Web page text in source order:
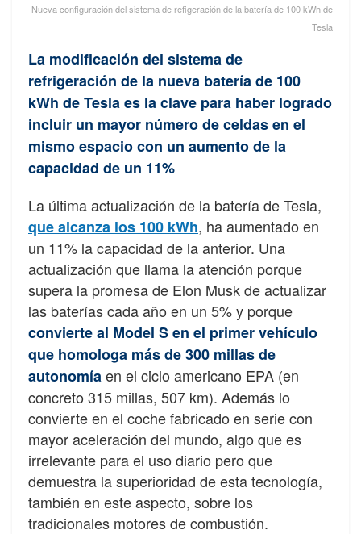
Nueva configuración del sistema de refigeración de la batería de 100 kWh de
Tesla
La modificación del sistema de
refrigeración de la nueva batería de 100
kWh de Tesla es la clave para haber logrado
incluir un mayor número de celdas en el
mismo espacio con un aumento de la
capacidad de un 11%
La última actualización de la batería de Tesla,
que alcanza los 100 kWh, ha aumentado en
un 11% la capacidad de la anterior. Una
actualización que llama la atención porque
supera la promesa de Elon Musk de actualizar
las baterías cada año en un 5% y porque
convierte al Model S en el primer vehículo
que homologa más de 300 millas de
autonomíaen el ciclo americano EPA (en
concreto 315 millas, 507 km). Además lo
convierte en el coche fabricado en serie con
mayor aceleración del mundo, algo que es
irrelevante para el uso diario pero que
demuestra la superioridad de esta tecnología,
también en este aspecto, sobre los
tradicionales motores de combustión.